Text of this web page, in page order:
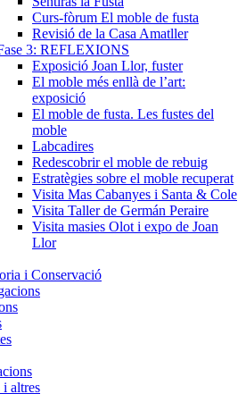
Curs-fòrum El moble de fusta
Revisió de la Casa Amatller
3: REFLEXIONS
Exposició Joan Llor, fuster
El moble més enllà de l’art:
exposició
El moble de fusta. Les fustes del
moble
Labcadires
Redescobrir el moble de rebuig
Estratègies sobre el moble recuperat
Visita Mas Cabanyes i Santa & Cole
Visita Taller de Germán Peraire
Visita masies Olot i expo de Joan
Llor
i Conservació
altres